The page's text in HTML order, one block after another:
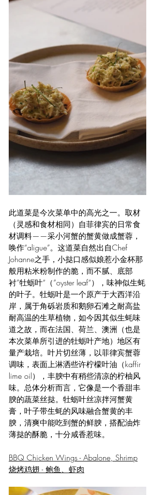
此道菜是今次菜单中的高光之一。取材
（灵感和食材相同）自菲律宾的日常食
材调料——采小河蟹的蟹黄做成蟹蓉，
唤作“aligue”。这道菜自然出自Chef
Johanne之手，小挞口感似娘惹小金杯那
般用粘米粉制作的脆，而不腻、底部
衬”牡蛎叶“（”oyster leaf“），味神似生蚝
的叶子。牡蛎叶是一个原产于大西洋沿
岸，属于角砾岩质和鹅卵石滩之耐高盐
耐高温的生草植物，如今因其似生蚝味
道之故，而在法国、荷兰、澳洲（也是
本次菜单所引进的牡蛎叶产地）地区有
量产栽培。叶片切丝薄，以菲律宾蟹蓉
调味，表面上淋洒些许柠檬叶油（kaffir
lime oil），丰腴中有稍些清凉的柠柚风
味。总体分析而言，它像是一个香甜丰
腴的蔬菜丝挞。牡蛎叶丝凉拌河蟹黄
膏，叶子带生蚝的风味融合蟹黄的丰
腴，清爽中能吃到蟹的鲜腴，搭配油炸
薄挞的酥脆，十分咸香惹味。
BBQ Chicken Wings - Abalone, Shrimp
烧烤鸡翅 - 鲍鱼、虾肉